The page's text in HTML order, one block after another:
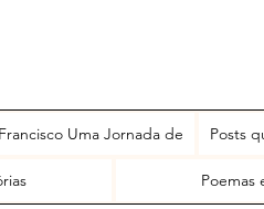
Uma Jornada de Posts
Poemas